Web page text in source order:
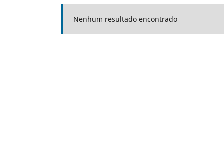
Nenhum resultado encontrado